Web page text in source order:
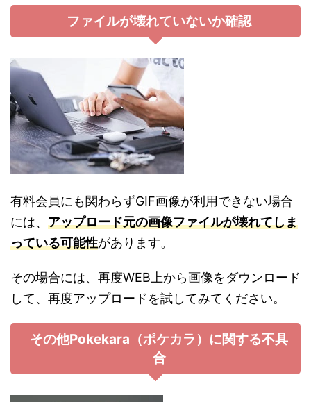
ファイルが壊れていないか確認
有料会員にも関わらずGIF画像が利用できない場合
には、 アップロード元の画像ファイルが壊れてしま
っている可能性があります。
その場合には、再度WEB上から画像をダウンロード
して、再度アップロードを試してみてください。
その他Pokekara（ポケカラ）に関する不具
合